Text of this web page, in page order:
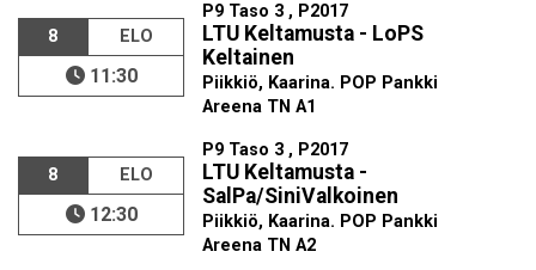
8 ELO
11:30
P9 Taso 3 , P2017
LTU Keltamusta - LoPS
Keltainen
Piikkiö, Kaarina. POP Pankki
Areena TN A1
8 ELO
12:30
P9 Taso 3 , P2017
LTU Keltamusta -
SalPa/SiniValkoinen
Piikkiö, Kaarina. POP Pankki
Areena TN A2